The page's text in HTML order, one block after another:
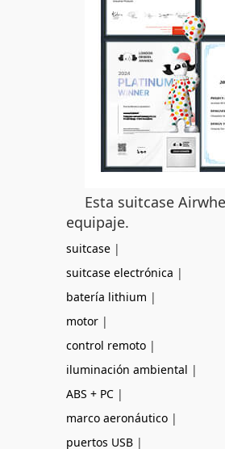
Esta suitcase
equipaje.
suitcase |
suitcase electrónica |
batería lithium |
motor |
control remoto |
iluminación ambiental |
ABS + PC |
marco aeronáutico |
puertos USB |